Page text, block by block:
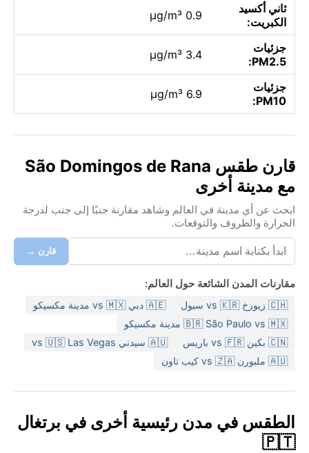
ثاني أكسيد
الكبريت:
0.9 µg/m³
جزئيات
PM2.5:
3.4 µg/m³
جزئيات
PM10:
6.9 µg/m³
قارن طقس São Domingos de Rana
مع مدينة أخرى
ابحث عن أي مدينة في العالم وشاهد مقارنة جنبًا إلى جنب لدرجة
الحرارة والظروف والتوقعات.
قارن →
مقارنات المدن الشائعة حول العالم:
🇨🇭 زيورخ vs 🇰🇷 سيول
🇦🇪 دبي vs 🇲🇽 مدينة مكسيكو
🇧🇷 São Paulo vs 🇲🇽 مدينة مكسيكو
🇨🇳 بكين vs 🇫🇷 باريس
🇦🇺 سيدني vs 🇺🇸 Las Vegas
🇦🇺 ملبورن vs 🇿🇦 كيب تاون
الطقس في مدن رئيسية أخرى في برتغال
🇵🇹